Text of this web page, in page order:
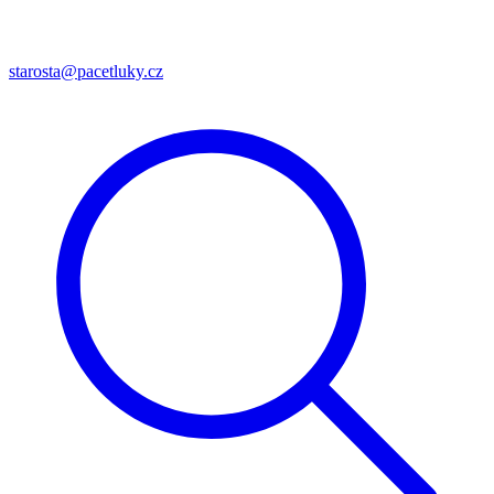
starosta@pacetluky.cz